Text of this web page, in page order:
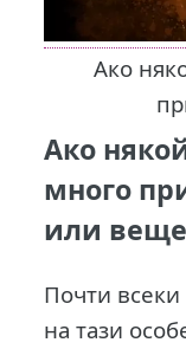
Ако
Ако
много
или
Почти
на тази